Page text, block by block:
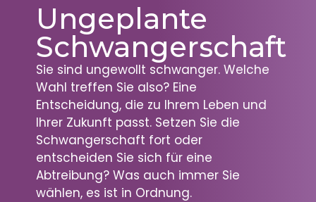
Ungeplante
Schwangerschaft
Sie sind ungewollt schwanger. Welche
Wahl treffen Sie also? Eine
Entscheidung, die zu Ihrem Leben und
Ihrer Zukunft passt. Setzen Sie die
Schwangerschaft fort oder
entscheiden Sie sich für eine
Abtreibung? Was auch immer Sie
wählen, es ist in Ordnung.